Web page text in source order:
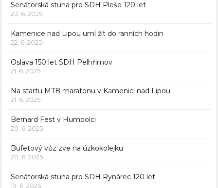
Senátorská stuha pro SDH Pleše 120 let
23. 6. 2025
Kamenice nad Lipou umí žít do ranních hodin
22. 6. 2025
Oslava 150 let SDH Pelhřimov
21. 6. 2025
Na startu MTB maratonu v Kamenici nad Lipou
21. 6. 2025
Bernard Fest v Humpolci
20. 6. 2025
Bufetový vůz zve na úzkokolejku
20. 6. 2025
Senátorská stuha pro SDH Rynárec 120 let
19. 6. 2025